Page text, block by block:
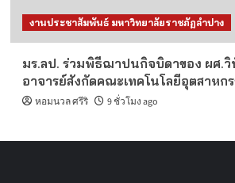
งานประชาสัมพันธ์ มหาวิทยาลัยราชภัฏลำปาง
มร.ลป. ร่วมพิธีฌาปนกิจบิดาของ ผศ.วิ
อาจารย์สังกัดคณะเทคโนโลยีอุตสาหก
หอมนวล ศรีริ 9 ชั่วโมง ago